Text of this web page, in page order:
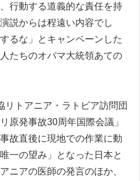
行動する道義的な責任を持
説からは程遠い内容でし
るな」とキャンペーンした
たちのオバマ大統領あての
リトアニア・ラトビア訪問団
原発事故30周年国際会議」
故直後に現地での作業に動
一の望み」となった日本と
ニアの医師の発言のほか、